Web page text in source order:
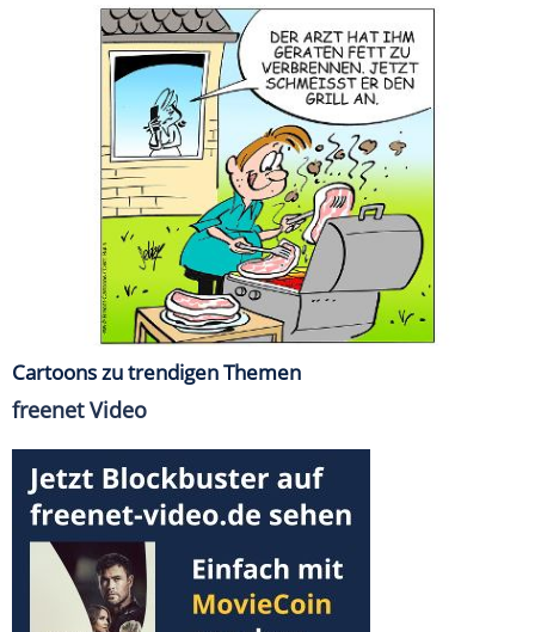
Cartoons zu trendigen Themen
freenet Video